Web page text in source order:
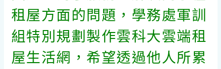
租屋方面的問題，學務處軍訓
組特別規劃製作雲科大雲端租
屋生活網 ，希望透過他人所累